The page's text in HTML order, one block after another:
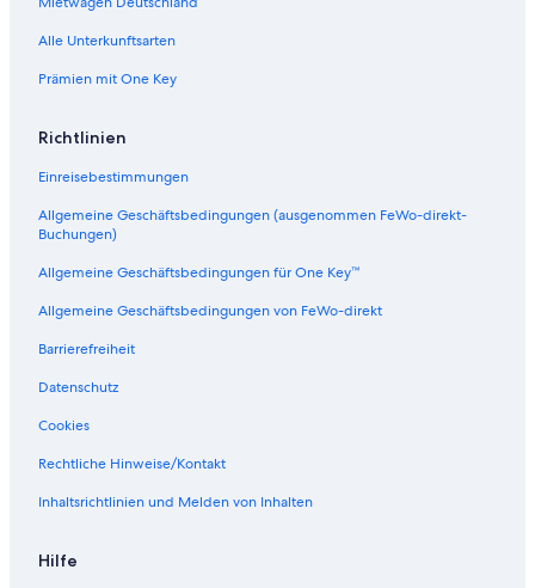
s
e
J
d
v
a
d
H
s
e
l
Alle Unterkunftsarten
Prämien mit One Key
Richtlinien
Einreisebestimmungen
Allgemeine Geschäftsbedingungen (ausgenommen FeWo-direkt-
Buchungen)
Allgemeine Geschäftsbedingungen für One Key™
Allgemeine Geschäftsbedingungen von FeWo-direkt
Barrierefreiheit
Datenschutz
Cookies
Rechtliche Hinweise/Kontakt
Inhaltsrichtlinien und Melden von Inhalten
Hilfe